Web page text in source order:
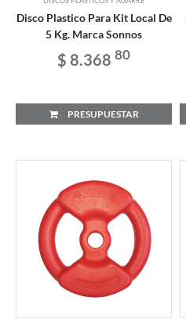
Disco Plastico Para Kit Local De
5 Kg. Marca Sonnos
$ 8.368 80
PRESUPUESTAR